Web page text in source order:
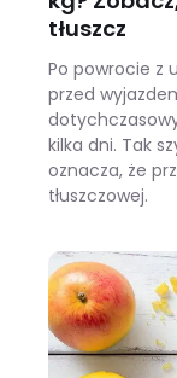
tłuszcz
Po powrocie z
przed
kilka dni. Tak
oznacza, że
tłuszczowej.